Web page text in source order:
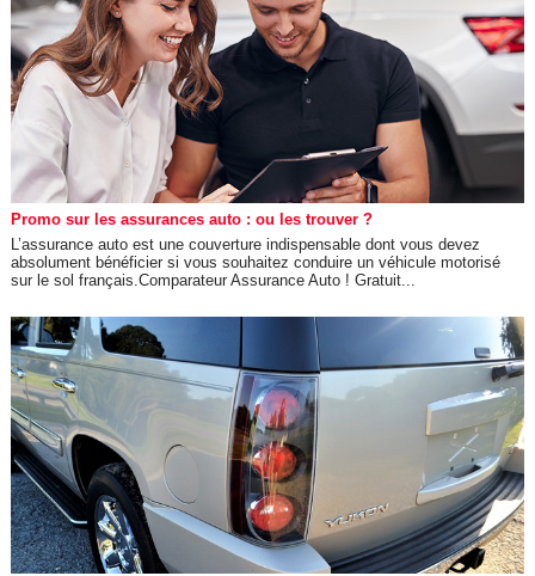
Promo sur les assurances auto : ou les trouver ?
L’assurance auto est une couverture indispensable dont vous devez
absolument bénéficier si vous souhaitez conduire un véhicule motorisé
sur le sol français.Comparateur Assurance Auto ! Gratuit...